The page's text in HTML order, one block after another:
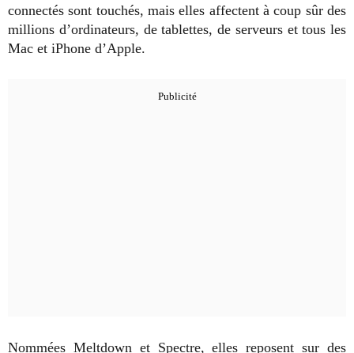
connectés sont touchés, mais elles affectent à coup sûr des
millions d’ordinateurs, de tablettes, de serveurs et tous les
Mac et iPhone d’Apple.
Nommées Meltdown et Spectre, elles reposent sur des